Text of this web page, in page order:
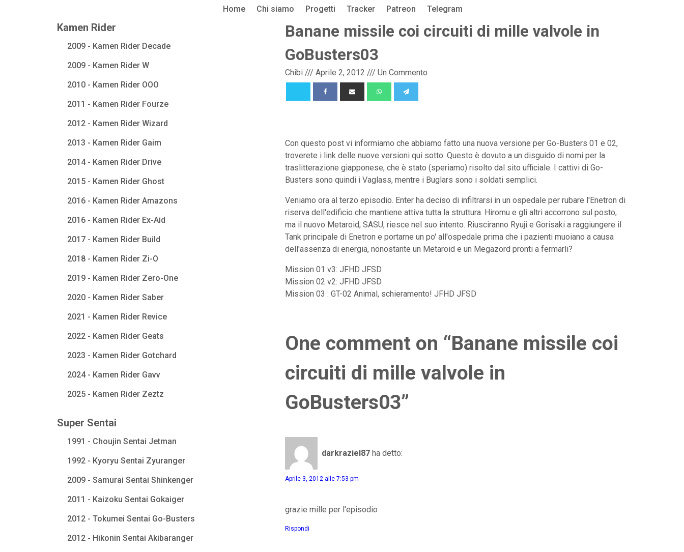
Home Chi siamo Progetti Tracker Patreon Telegram
Kamen Rider
2009 - Kamen Rider Decade
2009 - Kamen Rider W
2010 - Kamen Rider OOO
2011 - Kamen Rider Fourze
2012 - Kamen Rider Wizard
2013 - Kamen Rider Gaim
2014 - Kamen Rider Drive
2015 - Kamen Rider Ghost
2016 - Kamen Rider Amazons
2016 - Kamen Rider Ex-Aid
2017 - Kamen Rider Build
2018 - Kamen Rider Zi-O
2019 - Kamen Rider Zero-One
2020 - Kamen Rider Saber
2021 - Kamen Rider Revice
2022 - Kamen Rider Geats
2023 - Kamen Rider Gotchard
2024 - Kamen Rider Gavv
2025 - Kamen Rider Zeztz
Super Sentai
1991 - Choujin Sentai Jetman
1992 - Kyoryu Sentai Zyuranger
2009 - Samurai Sentai Shinkenger
2011 - Kaizoku Sentai Gokaiger
2012 - Tokumei Sentai Go-Busters
2012 - Hikonin Sentai Akibaranger
Banane missile coi circuiti di mille valvole in
GoBusters03
Chibi /// Aprile 2, 2012 /// Un Commento
Con questo post vi informiamo che abbiamo fatto una nuova versione per Go-Busters 01 e 02,
troverete i link delle nuove versioni qui sotto. Questo è dovuto a un disguido di nomi per la
traslitterazione giapponese, che è stato (speriamo) risolto dal sito ufficiale. I cattivi di Go-
Busters sono quindi i Vaglass, mentre i Buglars sono i soldati semplici.
Veniamo ora al terzo episodio. Enter ha deciso di infiltrarsi in un ospedale per rubare l'Enetron di
riserva dell'edificio che mantiene attiva tutta la struttura. Hiromu e gli altri accorrono sul posto,
ma il nuovo Metaroid, SASU, riesce nel suo intento. Riusciranno Ryuji e Gorisaki a raggiungere il
Tank principale di Enetron e portarne un po' all'ospedale prima che i pazienti muoiano a causa
dell'assenza di energia, nonostante un Metaroid e un Megazord pronti a fermarli?
Mission 01 v3: JFHD JFSD
Mission 02 v2: JFHD JFSD
Mission 03 : GT-02 Animal, schieramento! JFHD JFSD
One comment on “Banane missile coi
circuiti di mille valvole in
GoBusters03”
darkraziel87 ha detto:
Aprile 3, 2012 alle 7:53 pm
grazie mille per l'episodio
Rispondi